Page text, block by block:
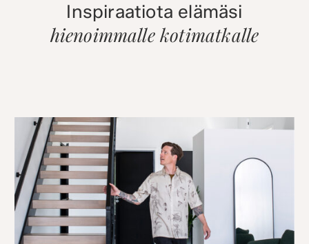
Inspiraatiota elämäsi
hienoimmalle kotimatkalle